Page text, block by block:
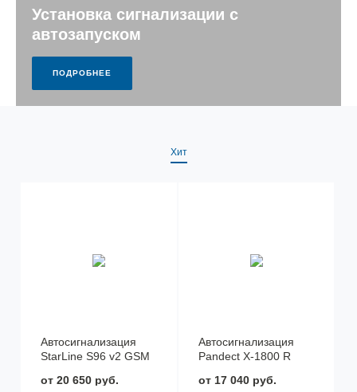
Установка сигнализации с
автозапуском
ПОДРОБНЕЕ
Хит
Автосигнализация
StarLine S96 v2 GSM
от 20 650 руб.
Автосигнализация
Pandect X-1800 R
от 17 040 руб.